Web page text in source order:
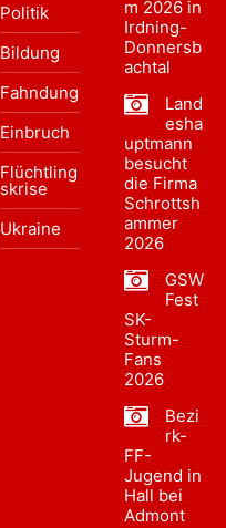
Politik
Bildung
Fahndung
Einbruch
Flüchtling
skrise
Ukraine
m 2026 in
Irdning-
Donnersb
achtal
Land
esha
uptmann
besucht
die Firma
Schrottsh
ammer
2026
GSW
Fest
SK-
Sturm-
Fans
2026
Bezi
rk-
FF-
Jugend in
Hall bei
Admont